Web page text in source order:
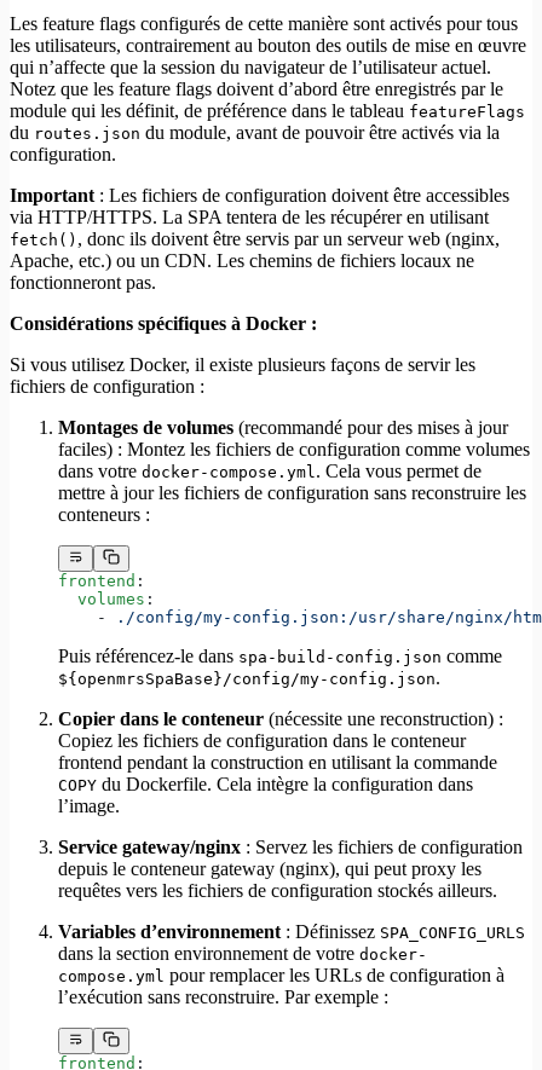
Les feature flags configurés de cette manière sont activés pour tous
les utilisateurs, contrairement au bouton des outils de mise en œuvre
qui n’affecte que la session du navigateur de l’utilisateur actuel.
Notez que les feature flags doivent d’abord être enregistrés par le
module qui les définit, de préférence dans le tableau featureFlags
du routes.json du module, avant de pouvoir être activés via la
configuration.
Important : Les fichiers de configuration doivent être accessibles
via HTTP/HTTPS. La SPA tentera de les récupérer en utilisant
fetch() , donc ils doivent être servis par un serveur web (nginx,
Apache, etc.) ou un CDN. Les chemins de fichiers locaux ne
fonctionneront pas.
Considérations spécifiques à Docker :
Si vous utilisez Docker, il existe plusieurs façons de servir les
fichiers de configuration :
Montages de volumes (recommandé pour des mises à jour
faciles) : Montez les fichiers de configuration comme volumes
dans votre docker-compose.yml . Cela vous permet de
mettre à jour les fichiers de configuration sans reconstruire les
conteneurs :
frontend :
  volumes
:
    -
./config/my-config.json:/usr/share/nginx/
Puis référencez-le dans spa-build-config.json comme
${openmrsSpaBase}/config/my-config.json.
Copier dans le conteneur (nécessite une reconstruction) :
Copiez les fichiers de configuration dans le conteneur
frontend pendant la construction en utilisant la commande
COPY du Dockerfile. Cela intègre la configuration dans
l’image.
Service gateway/nginx : Servez les fichiers de configuration
depuis le conteneur gateway (nginx), qui peut proxy les
requêtes vers les fichiers de configuration stockés ailleurs.
Variables d’environnement : Définissez SPA_CONFIG_URLS
dans la section environnement de votre docker-
compose.yml pour remplacer les URLs de configuration à
l’exécution sans reconstruire. Par exemple :
frontend :